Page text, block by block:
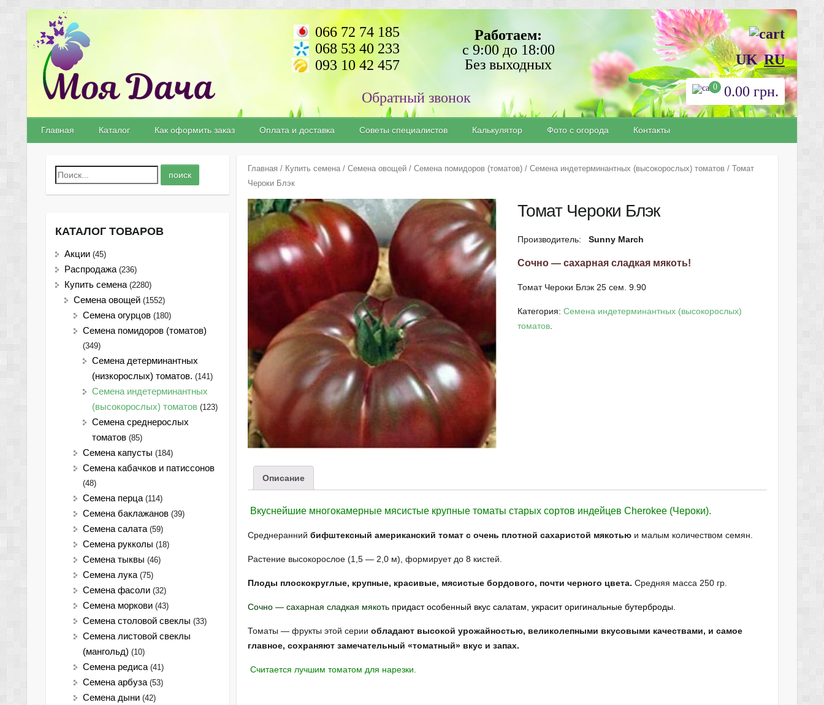
066 72 74 185
068 53 40 233
093 10 42 457
Работаем:
с 9:00 до 18:00
Без выходных
UK RU
0 0.00 грн.
Главная Каталог Как оформить заказ Оплата и доставка Советы специалистов Калькулятор Фото с огорода Контакты
Главная / Купить семена/ Семена овощей/ Семена помидоров (томатов)/ Семена индетерминантных (высокорослых) томатов/ Томат
Чероки Блэк
Томат Чероки Блэк
Производитель: Sunny March
Сочно — сахарная сладкая мякоть!
Томат Чероки Блэк 25 сем. 9.90
Категория:Семена индетерминантных (высокорослых)
томатов
Описание
Вкуснейшие многокамерные мясистые крупные томаты старых сортов индейцев Cherokee (Чероки).
Среднеранний бифштексный американский томат с очень плотной сахаристой мякотьюи малым количеством семян.
Растение высокорослое (1,5 — 2,0 м), формирует до 8 кистей.
Плоды плоскокруглые, крупные, красивые, мясистые бордового, почти черного цвета. Средняя масса 250 гр.
Сочно — сахарная сладкая мякоть придаст особенный вкус салатам, украсит оригинальные бутерброды.
Томаты — фрукты этой серии обладают высокой урожайностью, великолепными вкусовыми качествами, и самое
главное, сохраняют замечательный «томатный» вкус и запах.
Считается лучшим томатом для нарезки.
КАТАЛОГ ТОВАРОВ
Акции (45)
Распродажа (236)
Купить семена (2280)
Семена овощей (1552)
Семена огурцов (180)
Семена помидоров (томатов)
(349)
Семена детерминантных
(низкорослых) томатов. (141)
Семена индетерминантных
(высокорослых) томатов (123)
Семена среднерослых
томатов (85)
Семена капусты (184)
Семена кабачков и патиссонов
(48)
Семена перца (114)
Семена баклажанов (39)
Семена салата (59)
Семена рукколы (18)
Семена тыквы (46)
Семена лука (75)
Cемена фасоли (32)
Семена моркови (43)
Семена столовой свеклы (33)
Семена листовой свеклы
(мангольд) (10)
Семена редиса (41)
Семена арбуза (53)
Семена дыни (42)